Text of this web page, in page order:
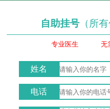
自助挂号 （所
专业医生 无
姓名
电话